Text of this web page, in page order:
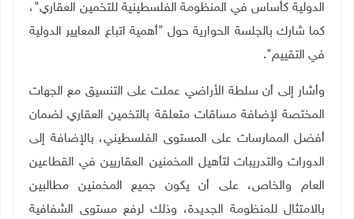
الدولية كأساس في المنظومة الفلسطينية للتخمين العقاري"،
كما شارك بالجلسة الحوارية حول "أهمية اتباع المعايير الدولية
في التقييم"
.
وأشار إلى أن سلطة الأراضي عملت على التنسيق مع الجهات
المختصة لإضافة مساقات متعلقة بالتخمين العقاري لضمان
أفضل الممارسات على المستوى الفلسطيني، بالإضافة إلى
الدورات والتدريبات لتأهيل المخمنين العقاريين في القطاعين
العام والخاص، على أن يكون جميع المخمنين مطالبين
بالامتثال للمنظومة الجديدة، وذلك لرفع مستوى الشفافية